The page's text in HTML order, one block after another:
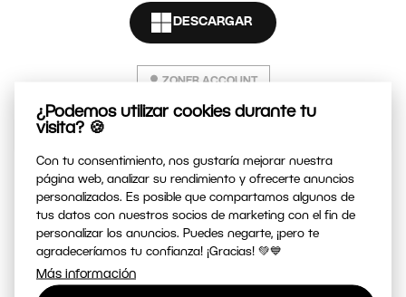
¿Podemos utilizar cookies durante tu
visita? 🍪
Con tu consentimiento, nos gustaría mejorar nuestra
página web, analizar su rendimiento y ofrecerte anuncios
personalizados. Es posible que compartamos algunos de
tus datos con nuestros socios de marketing con el fin de
personalizar los anuncios. Puedes negarte, ¡pero te
agradeceríamos tu confianza! ¡Gracias! 💚💙
Más información
DESCARGAR
ZONER ACCOUNT
Contraseña
La contraseña debe contener:
al menos 8 caracteres
al menos una letra y un número
Acepto la Política de privacidad .